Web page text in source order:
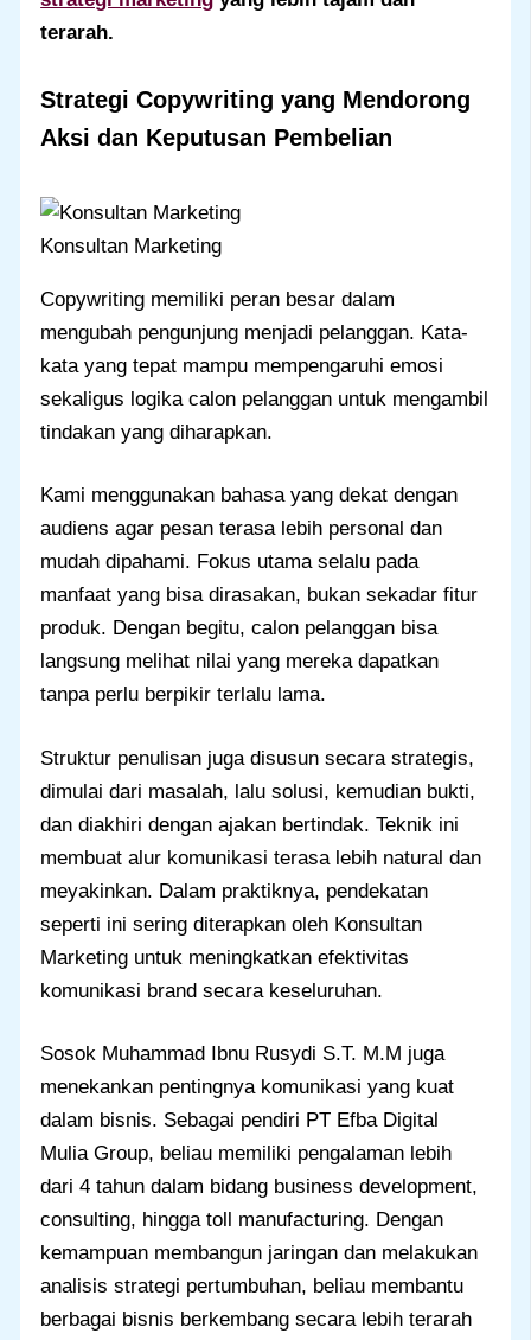
terarah.
Strategi Copywriting yang Mendorong
Aksi dan Keputusan Pembelian
Konsultan Marketing
Copywriting memiliki peran besar dalam
mengubah pengunjung menjadi pelanggan. Kata-
kata yang tepat mampu mempengaruhi emosi
sekaligus logika calon pelanggan untuk mengambil
tindakan yang diharapkan.
Kami menggunakan bahasa yang dekat dengan
audiens agar pesan terasa lebih personal dan
mudah dipahami. Fokus utama selalu pada
manfaat yang bisa dirasakan, bukan sekadar fitur
produk. Dengan begitu, calon pelanggan bisa
langsung melihat nilai yang mereka dapatkan
tanpa perlu berpikir terlalu lama.
Struktur penulisan juga disusun secara strategis,
dimulai dari masalah, lalu solusi, kemudian bukti,
dan diakhiri dengan ajakan bertindak. Teknik ini
membuat alur komunikasi terasa lebih natural dan
meyakinkan. Dalam praktiknya, pendekatan
seperti ini sering diterapkan oleh Konsultan
Marketing untuk meningkatkan efektivitas
komunikasi brand secara keseluruhan.
Sosok Muhammad Ibnu Rusydi S.T. M.M juga
menekankan pentingnya komunikasi yang kuat
dalam bisnis. Sebagai pendiri PT Efba Digital
Mulia Group, beliau memiliki pengalaman lebih
dari 4 tahun dalam bidang business development,
consulting, hingga toll manufacturing. Dengan
kemampuan membangun jaringan dan melakukan
analisis strategi pertumbuhan, beliau membantu
berbagai bisnis berkembang secara lebih terarah